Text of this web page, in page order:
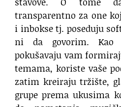
transparentno za one
i inbokse tj. poseduju
ni da govorim.
pokušavaju vam
temama, koriste vaše
zatim kreiraju tržište,
grupe prema ukusima